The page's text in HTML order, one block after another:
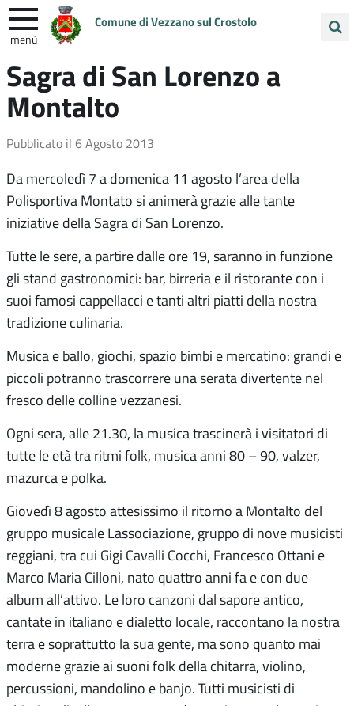
Comune di Vezzano sul Crostolo
menù
nel
sito
ENTRA IN COMUNE
UNIONE COLLINE MATILDICHE
Sagra di San Lorenzo a
Montalto
Pubblicato il 6 Agosto 2013
Da mercoledì 7 a domenica 11 agosto l’area della
Polisportiva Montato si animerà grazie alle tante
iniziative della Sagra di San Lorenzo.
Tutte le sere, a partire dalle ore 19, saranno in funzione
gli stand gastronomici: bar, birreria e il ristorante con i
suoi famosi cappellacci e tanti altri piatti della nostra
tradizione culinaria.
Musica e ballo, giochi, spazio bimbi e mercatino: grandi e
piccoli potranno trascorrere una serata divertente nel
fresco delle colline vezzanesi.
Ogni sera, alle 21.30, la musica trascinerà i visitatori di
tutte le età tra ritmi folk, musica anni 80 – 90, valzer,
mazurca e polka.
Giovedì 8 agosto attesissimo il ritorno a Montalto del
gruppo musicale Lassociazione, gruppo di nove musicisti
reggiani, tra cui Gigi Cavalli Cocchi, Francesco Ottani e
Marco Maria Cilloni, nato quattro anni fa e con due
album all’attivo. Le loro canzoni dal sapore antico,
cantate in italiano e dialetto locale, raccontano la nostra
terra e soprattutto la sua gente, ma sono quanto mai
moderne grazie ai suoni folk della chitarra, violino,
percussioni, mandolino e banjo. Tutti musicisti di